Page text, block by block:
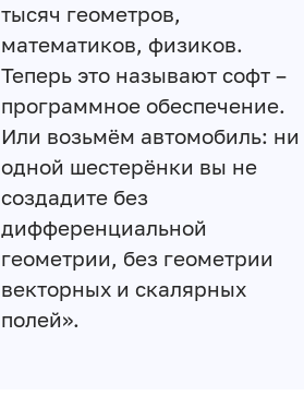
тысяч геометров,
математиков, физиков.
Теперь это называют софт –
программное обеспечение.
Или возьмём автомобиль: ни
одной шестерёнки вы не
создадите без
дифференциальной
геометрии, без геометрии
векторных и скалярных
полей».